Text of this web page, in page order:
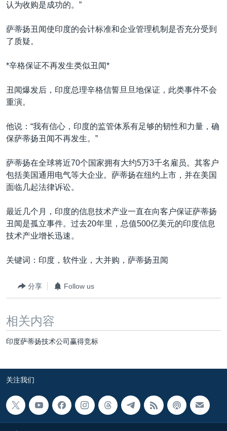
认为收购是成功的。”
萨蒂扬丑闻使印度的会计标准和企业管理机制是否充分受到
了质疑。
*辛格保证不再发生类似丑闻*
丑闻爆发后，印度总理辛格信誓旦旦地保证，此类事件不会
重演。
他说：“我有信心，印度的监管体系有足够的韧性和力量，确
保萨蒂扬丑闻不再发生。”
萨蒂扬在全球将近70个国家拥有大约5万3千名雇员。其客户
包括美国通用电气等大企业。萨蒂扬在纽约上市，并在美国
面临几起法律诉讼。
最近几个月，印度的信息技术产业一直在向客户保证萨蒂扬
丑闻是孤立事件。过去20年里，总值500亿美元的印度信息
技术产业增长迅速。
关键词：印度，软件业，大并购，萨蒂扬丑闻
分享 Follow us
相关内容
印度萨蒂扬技术公司赢得竞标
关注我们